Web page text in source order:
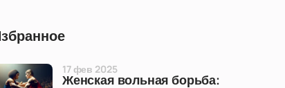
Женская вольная борьба:
17 фев 2025